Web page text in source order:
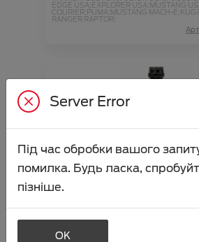
EDGE USA;EXPLORER USA;MUSTANG
COURIER;PUMA;MUSTANG MACH-E;
RANGER RAPTOR;
Антифриз POAT жовто-
Ціна аксесуара
Server Error
Під час обробки вашого
помилка. Будь ласка,
пізніше.
OK